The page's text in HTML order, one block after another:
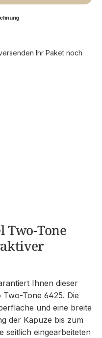
Ihr Paket noch
Two-Tone
Ihnen dieser
Tone 6425. Die
und eine breite
der Kapuze bis zum
seitlich eingearbeiteten